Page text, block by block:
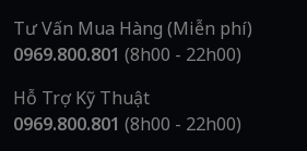
Giao nhanh – Hàng mới 100%
Giải pháp năng lượng mạnh
định cho mọi thiết bị gia
Tư Vấn Mua Hàng (Miễn phí)
0969.800.801 (8h00 - 22h00)
Hỗ Trợ Kỹ Thuật
0969.800.801 (8h00 - 22h00)